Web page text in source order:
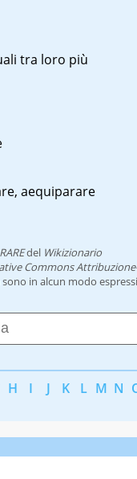
tra loro più
aequiparare
del Wikizionario
Commons
in alcun modo
H I J K L M N